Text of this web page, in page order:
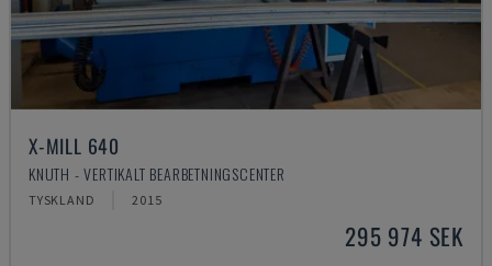
X-MILL 640
KNUTH - VERTIKALT BEARBETNINGSCENTER
TYSKLAND 2015
295 974 SEK